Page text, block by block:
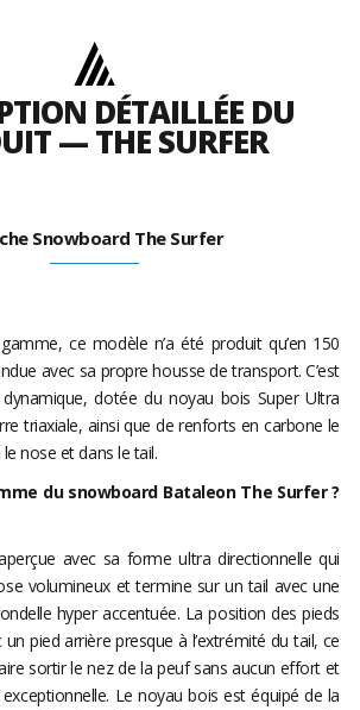
DÉTAILLÉE DU
— THE SURFER
Snowboard The Surfer
ce modèle n’a été produit qu’en 150
avec sa propre housse de transport. C’est
dotée du noyau bois Super Ultra
triaxiale, ainsi que de renforts en carbone le
nose et dans le tail.
du snowboard Bataleon The Surfer ?
avec sa forme ultra directionnelle qui
volumineux et termine sur un tail avec une
hyper accentuée. La position des pieds
pied arrière presque à l’extrémité du tail, ce
sortir le nez de la peuf sans aucun effort et
Le noyau bois est équipé de la